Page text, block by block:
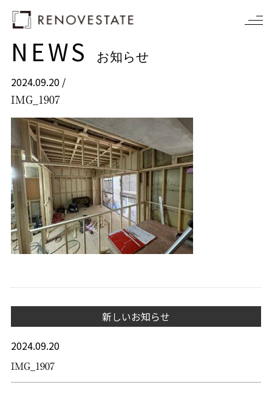
NEWS お知らせ
2024.09.20 /
IMG_1907
新しいお知らせ
2024.09.20
IMG_1907